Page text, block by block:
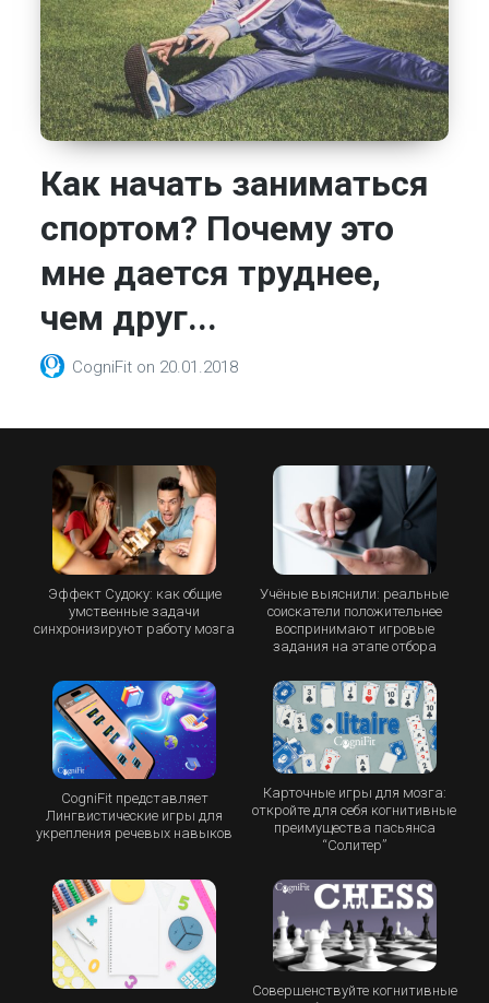
Как начать заниматься
спортом? Почему это
мне дается труднее,
чем друг...
CogniFit on 20.01.2018
Эффект Судоку: как общие
умственные задачи
синхронизируют работу мозга
Учёные выяснили: реальные
соискатели положительнее
воспринимают игровые
задания на этапе отбора
CogniFit представляет
Лингвистические игры для
укрепления речевых навыков
Карточные игры для мозга:
откройте для себя когнитивные
преимущества пасьянса
“Cолитер”
Совершенствуйте когнитивные